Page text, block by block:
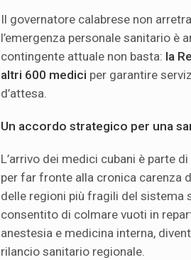
Il governatore calabrese non
l’emergenza personale sanitario è
contingente attuale non basta: la
altri 600 medici per garantire
d’attesa.
Un accordo strategico per una
L’arrivo dei medici cubani è parte
per far fronte alla cronica carenza
delle regioni più fragili del sistema
consentito di colmare vuoti in
anestesia e medicina interna,
rilancio sanitario regionale.